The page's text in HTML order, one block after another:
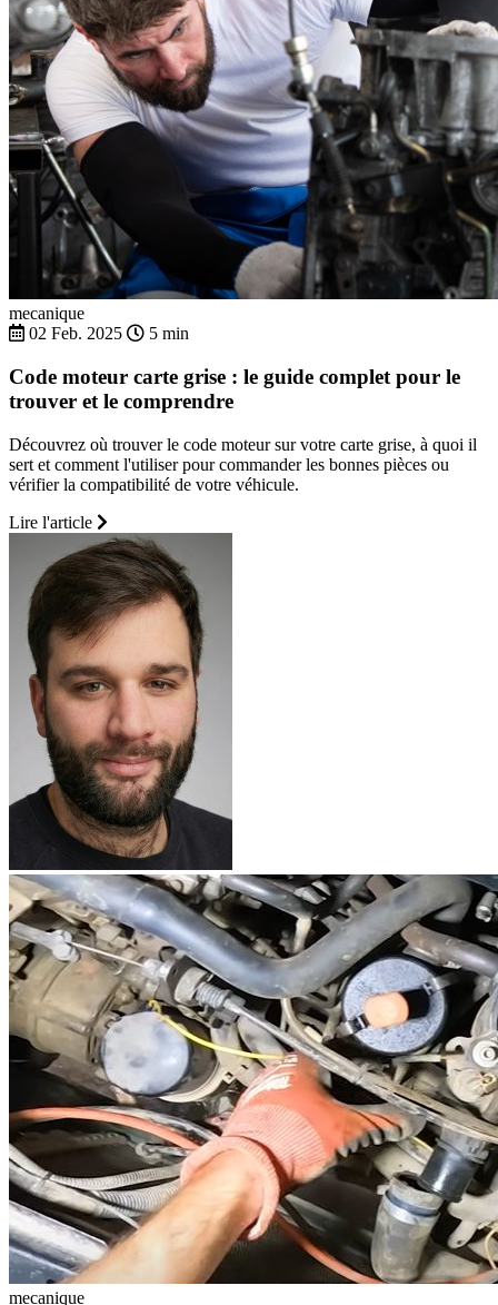
mecanique
02 Feb. 2025
5 min
Code moteur carte grise : le guide complet pour le
trouver et le comprendre
Découvrez où trouver le code moteur sur votre carte grise, à quoi il
sert et comment l'utiliser pour commander les bonnes pièces ou
vérifier la compatibilité de votre véhicule.
Lire l'article
mecanique